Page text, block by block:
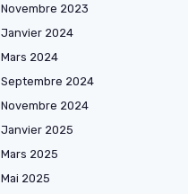
Novembre 2023
Janvier 2024
Mars 2024
Septembre 2024
Novembre 2024
Janvier 2025
Mars 2025
Mai 2025